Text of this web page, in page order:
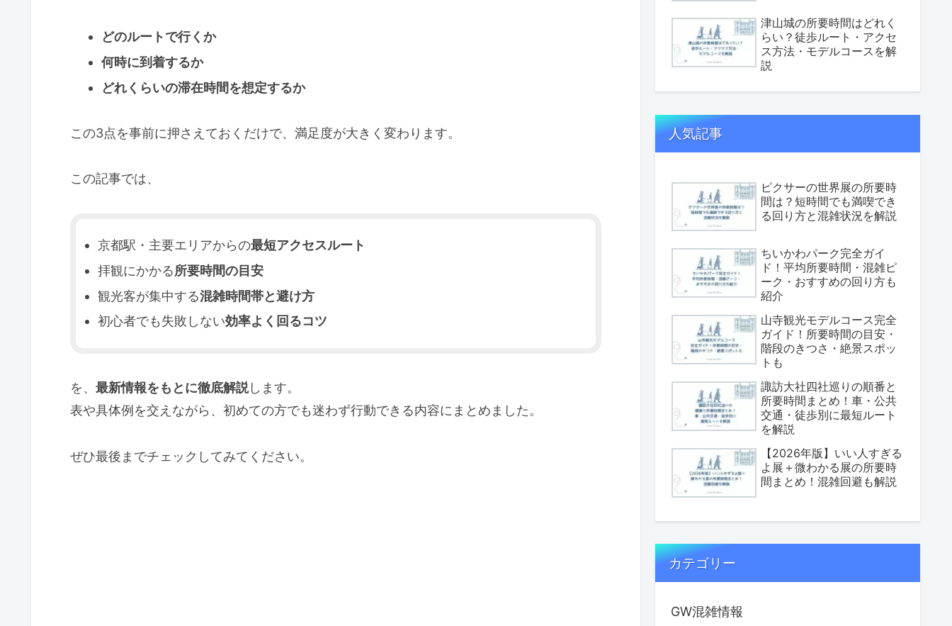
どのルートで行くか
何時に到着するか
どれくらいの滞在時間を想定するか
この3点を事前に押さえておくだけで、満足度が大きく変わります。
この記事では、
京都駅・主要エリアからの最短アクセスルート
拝観にかかる所要時間の目安
観光客が集中する混雑時間帯と避け方
初心者でも失敗しない効率よく回るコツ
を、 最新情報をもとに徹底解説します。
表や具体例を交えながら、初めての方でも迷わず行動できる内容にまとめました。
ぜひ最後までチェックしてみてください。
津山城の所要時間はどれく
らい？徒歩ルート・アクセ
ス方法・モデルコースを解
説
人気記事
ピクサーの世界展の所要時
間は？短時間でも満喫でき
る回り方と混雑状況を解説
ちいかわパーク完全ガイ
ド！平均所要時間・混雑ピ
ーク・おすすめの回り方も
紹介
山寺観光モデルコース完全
ガイド！所要時間の目安・
階段のきつさ・絶景スポッ
トも
諏訪大社四社巡りの順番と
所要時間まとめ！車・公共
交通・徒歩別に最短ルート
を解説
【2026年版】いい人すぎる
よ展＋微わかる展の所要時
間まとめ！混雑回避も解説
カテゴリー
GW混雑情報